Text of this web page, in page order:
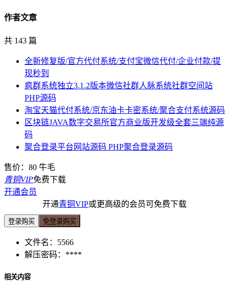
作者文章
共 143 篇
全新修复版/官方代付系统/支付宝微信代付/企业付款/提
现秒到
疯群系统独立3.1.2版本微信社群人脉系统社群空间站
PHP源码
淘宝天猫代付系统/京东油卡卡密系统/聚合支付系统源码
区块链JAVA数字交易所官方商业版开发级全套三端纯源
码
聚合登录平台网站源码 PHP聚合登录源码
售价： 80 牛毛
青铜VIP免费下载
开通会员
开通青铜VIP或更高级的会员可免费下载
登录购买 免登录购买
文件名： 5566
解压密码： ****
相关内容